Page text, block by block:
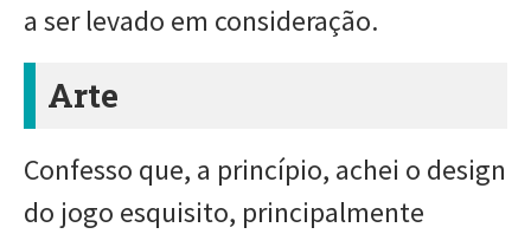
a ser levado em consideração.
Arte
Confesso que, a princípio, achei o design
do jogo esquisito, principalmente